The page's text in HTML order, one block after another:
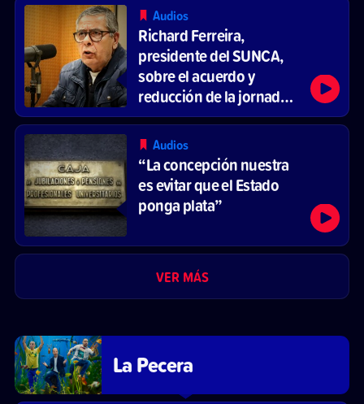
Audios
Richard Ferreira,
presidente del SUNCA,
sobre el acuerdo y
reducción de la jornada
laboral
Audios
“La concepción nuestra
es evitar que el Estado
ponga plata”
VER MÁS
La Pecera